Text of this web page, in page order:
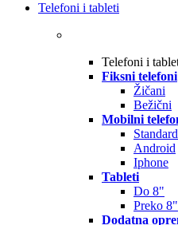
Telefoni i tableti
Telefoni i
Fiksni telefoni
Žičani
Bežični
Mobilni
Android
Iphone
Tableti
Do 8"
Preko 8"
Dodatna